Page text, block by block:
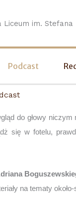
Liceum im.
Podcast
do głowy
się w fotelu,
na tematy